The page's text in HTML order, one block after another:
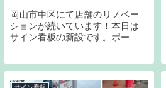
岡山市中区にて店舗のリノベー
ションが続いています！本日は
サイン看板の新設です。ポール
デザインをこうして表に掲げる
時の興奮はヤバイです。